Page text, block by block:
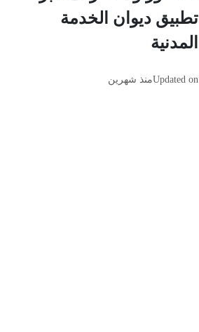
تطبيق ديوان الخدمة
المدنية
Updated onمنذ شهرين